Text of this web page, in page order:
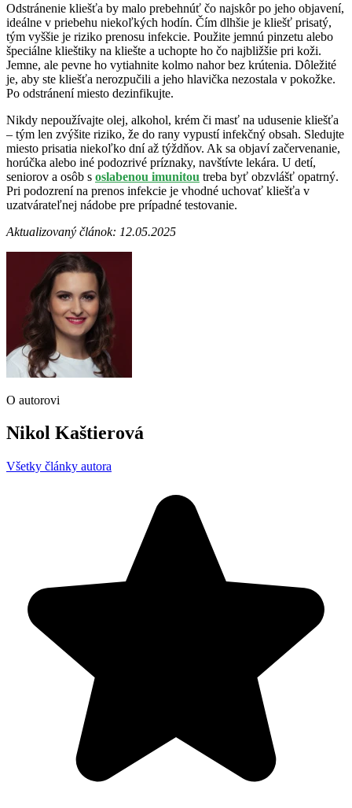
Odstránenie kliešťa by malo prebehnúť čo najskôr po jeho objavení,
ideálne v priebehu niekoľkých hodín. Čím dlhšie je kliešť prisatý,
tým vyššie je riziko prenosu infekcie. Použite jemnú pinzetu alebo
špeciálne klieštiky na kliešte a uchopte ho čo najbližšie pri koži.
Jemne, ale pevne ho vytiahnite kolmo nahor bez krútenia. Dôležité
je, aby ste kliešťa nerozpučili a jeho hlavička nezostala v pokožke.
Po odstránení miesto dezinfikujte.
Nikdy nepoužívajte olej, alkohol, krém či masť na udusenie kliešťa
– tým len zvýšite riziko, že do rany vypustí infekčný obsah. Sledujte
miesto prisatia niekoľko dní až týždňov. Ak sa objaví začervenanie,
horúčka alebo iné podozrivé príznaky, navštívte lekára. U detí,
seniorov a osôb s oslabenou imunitou treba byť obzvlášť opatrný.
Pri podozrení na prenos infekcie je vhodné uchovať kliešťa v
uzatvárateľnej nádobe pre prípadné testovanie.
Aktualizovaný článok: 12.05.2025
O autorovi
Nikol Kaštierová
Všetky články autora